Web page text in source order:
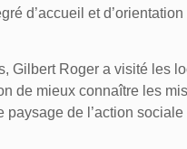
d’accueil et
Gilbert Roger a visité les
de mieux connaître les
paysage de l’action